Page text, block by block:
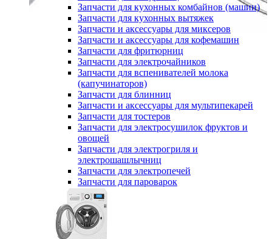
Запчасти для кухонных комбайнов (машин)
Запчасти для кухонных вытяжек
Запчасти и аксессуары для миксеров
Запчасти и аксессуары для кофемашин
Запчасти для фритюрниц
Запчасти для электрочайников
Запчасти для вспенивателей молока
(капучинаторов)
Запчасти для блинниц
Запчасти и аксессуары для мультипекарей
Запчасти для тостеров
Запчасти для электросушилок фруктов и
овощей
Запчасти для электрогриля и
электрошашлычниц
Запчасти для электропечей
Запчасти для пароварок